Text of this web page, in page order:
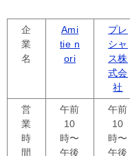
企
業
名
Ami
tie n
ori
プレ
シャ
ス株
式会
社
営
業
時
間
午前
10
時〜
午後
午前
10
時〜
午後